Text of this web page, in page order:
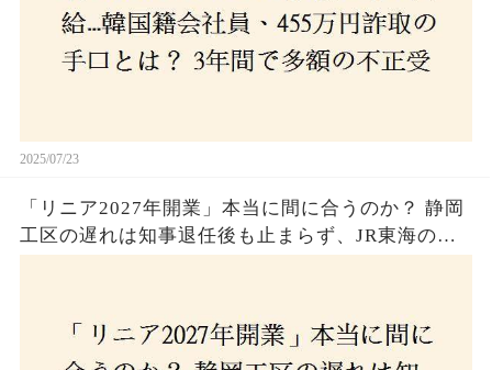
2025/07/23
「リニア2027年開業」本当に間に合うのか？ 静岡
工区の遅れは知事退任後も止まらず、JR東海のず